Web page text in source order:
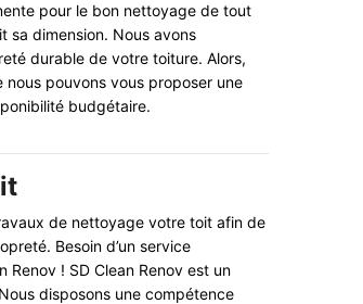
pour le bon nettoyage de tout
dimension. Nous avons
durable de votre toiture. Alors,
nous pouvons vous proposer une
budgétaire.
de nettoyage votre toit afin de
Besoin d’un service
Renov ! SD Clean Renov est un
disposons une compétence